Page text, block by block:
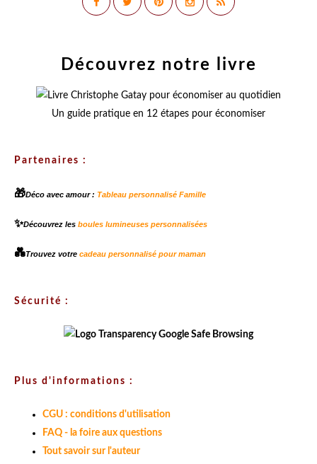
Découvrez notre livre
Un guide pratique en 12 étapes pour économiser
Partenaires :
🎁Déco avec amour : Tableau personnalisé Famille
✨Découvrez les boules lumineuses personnalisées
💑Trouvez votre cadeau personnalisé pour maman
Sécurité :
Plus d'informations :
CGU : conditions d'utilisation
FAQ - la foire aux questions
Tout savoir sur l'auteur